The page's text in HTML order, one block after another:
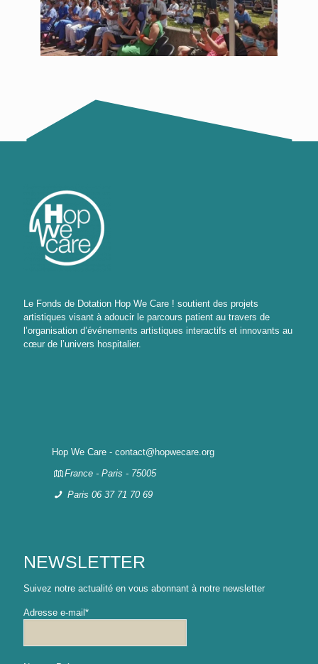
Le Fonds de Dotation Hop We Care ! soutient des projets
artistiques visant à adoucir le parcours patient au travers de
l’organisation d’événements artistiques interactifs et innovants au
cœur de l’univers hospitalier.
Hop We Care - contact@hopwecare.org
France - Paris - 75005
Paris 06 37 71 70 69
NEWSLETTER
Suivez notre actualité en vous abonnant à notre newsletter
Adresse e-mail*